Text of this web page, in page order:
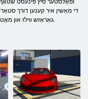
ופאָלסטער סיץ פינעסט שטאָף,
די מאַשין איר קענען דורך
גאַראַזש ווילז און מאָטאָר טיילן, פּיינט און פּויליש די מאַשין און צולייגן די בילד.